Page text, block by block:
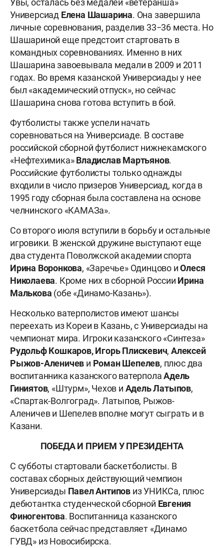
Увы, осталась без медалей «ветеранша»
Универсиад Елена Шашарина. Она завершила
личные соревнования, разделив 33−36 места. Но
Шашариной еще предстоит стартовать в
командных соревнованиях. Именно в них
Шашарина завоевывала медали в 2009 и 2011
годах. Во время казанской Универсиады у нее
был «академический отпуск», но сейчас
Шашарина снова готова вступить в бой.
Футболисты также успели начать
соревноваться на Универсиаде. В составе
российской сборной футболист нижнекамского
«Нефтехимика»Владислав Мартьянов.
Российские футболисты только однажды
входили в число призеров Универсиад, когда в
1995 году сборная была составлена на основе
челнинского «КАМАЗа».
Со второго июля вступили в борьбу и остальные
игровики. В женской дружине выступают еще
два студента Поволжской академии спорта
Ирина Воронкова, «Заречье» Одинцово иОлеся
Николаева. Кроме них в сборной России Ирина
Малькова (обе «Динамо-Казань»).
Несколько ватерполистов имеют шансы
переехать из Кореи в Казань, с Универсиады на
чемпионат мира. Игроки казанского «Синтеза»
Рудольф Кошкаров, Игорь Плискевич,Алексей
Рыжов-Аленичев и Роман Шепелев, плюс два
воспитанника казанского ватерполаАдель
Гиниятов, «Штурм», Чехов и Адель Латыпов,
«Спартак-Волгоград». Латыпов, Рыжов-
Аленичев и Шепелев вполне могут сыграть и в
Казани.
ПОБЕДА И ПРИЕМ У ПРЕЗИДЕНТА
С субботы стартовали баскетболисты. В
составах сборных действующий чемпион
Универсиады ПавелАнтипов из УНИКСа, плюс
дебютантка студенческой сборной Евгения
Финогентова. Воспитанница казанского
баскетбола сейчас представляет «Динамо
ГУВД» из Новосибирска.